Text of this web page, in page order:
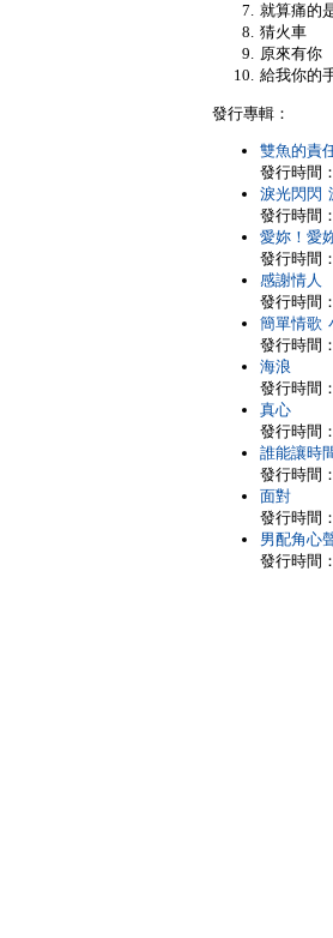
就算痛的
猜火車
原來有你
給我你的
發行專輯：
雙魚的責
發行時間
淚光閃閃
發行時間
愛妳！愛
發行時間
感謝情人
發行時間
簡單情歌
發行時間
海浪
發行時間
真心
發行時間
誰能讓時
發行時間
面對
發行時間
男配角心
發行時間